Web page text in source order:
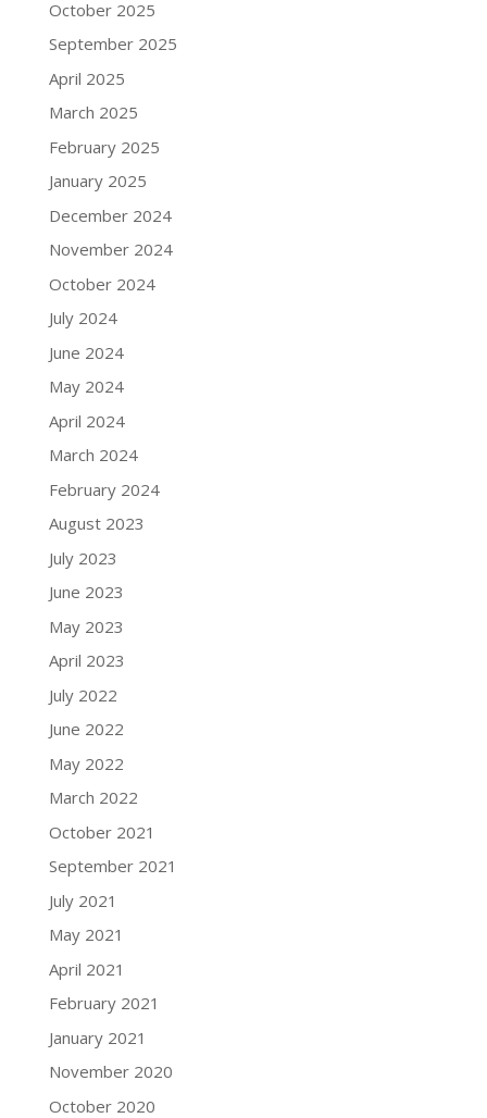
October 2025
September 2025
April 2025
March 2025
February 2025
January 2025
December 2024
November 2024
October 2024
July 2024
June 2024
May 2024
April 2024
March 2024
February 2024
August 2023
July 2023
June 2023
May 2023
April 2023
July 2022
June 2022
May 2022
March 2022
October 2021
September 2021
July 2021
May 2021
April 2021
February 2021
January 2021
November 2020
October 2020